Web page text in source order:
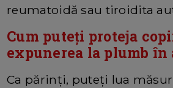
reumatoidă sau tiroidita
Cum puteți proteja
expunerea la plumb în
Ca părinți, puteți lua